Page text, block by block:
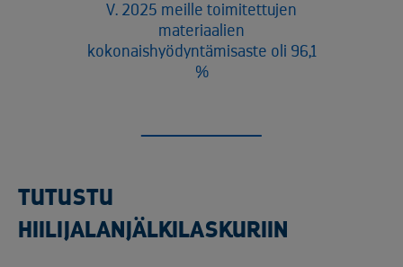
V. 2025 meille toimitettujen
materiaalien
kokonaishyödyntämisaste oli 96,1
%
TUTUSTU
HIILIJALANJÄLKILASKURIIN